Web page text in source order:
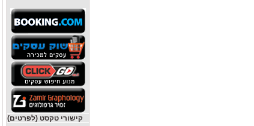
קישורי טקסט (לפרטים)